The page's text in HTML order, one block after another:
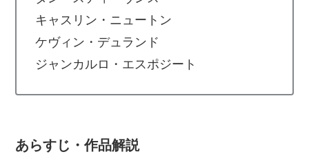
キャスリン・ニュートン
ケヴィン・デュランド
ジャンカルロ・エスポジート
あらすじ・作品解説